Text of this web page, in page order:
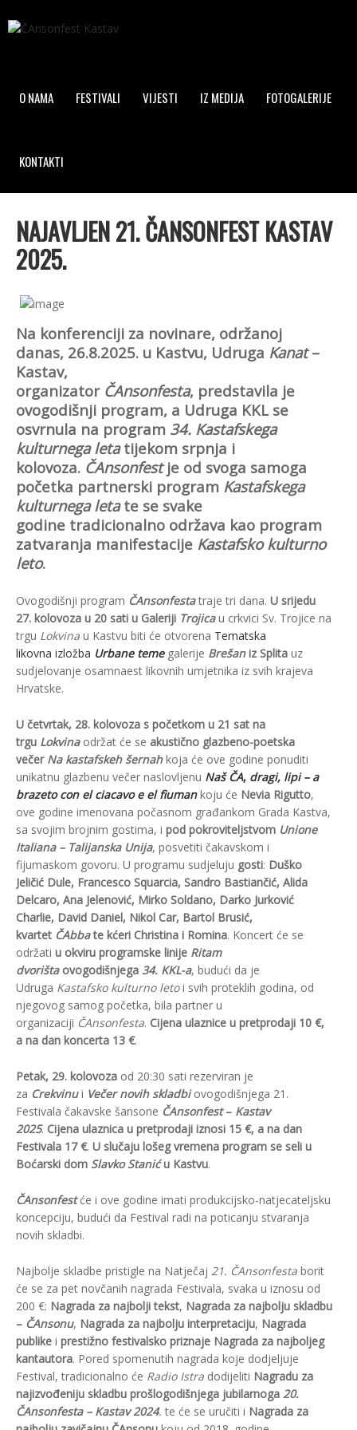
O NAMA FESTIVALI VIJESTI IZ MEDIJA FOTOGALERIJE
KONTAKTI
NAJAVLJEN 21. ČANSONFEST KASTAV
2025.
Na konferenciji za novinare, održanoj
danas, 26.8.2025. u Kastvu, Udruga Kanat–
Kastav,
organizator ČAnsonfesta, predstavila je
ovogodišnji program, a Udruga KKL se
osvrnula na program 34. Kastafskega
kulturnega letatijekom srpnja i
kolovoza. ČAnsonfestje od svoga samoga
početka partnerski program Kastafskega
kulturnega letate se svake
godine tradicionalno održava kao program
zatvaranja manifestacije Kastafsko kulturno
leto.
Ovogodišnji program ČAnsonfestatraje tri dana. U srijedu
27. kolovoza u 20 sati u Galeriji Trojicau crkvici Sv. Trojice na
trgu Lokvina u Kastvu biti će otvorena Tematska
likovna izložba Urbane temegalerije Brešaniz Splita uz
sudjelovanje osamnaest likovnih umjetnika iz svih krajeva
Hrvatske.
U četvrtak, 28. kolovoza s početkom u 21 sat na
trgu Lokvinaodržat će se akustično glazbeno-poetska
večer Na kastafskeh šernah koja će ove godine ponuditi
unikatnu glazbenu večer naslovljenu Naš ČA, dragi, lipi – a
brazeto con el ciacavo e el fiumankoju će Nevia Rigutto,
ove godine imenovana počasnom građankom Grada Kastva,
sa svojim brojnim gostima, i pod pokroviteljstvom Unione
Italiana – Talijanska Unija, posvetiti čakavskom i
fijumaskom govoru. U programu sudjeluju gosti: Duško
Jeličić Dule, Francesco Squarcia, Sandro Bastiančić, Alida
Delcaro, Ana Jelenović, Mirko Soldano, Darko Jurković
Charlie, David Daniel, Nikol Car, Bartol Brusić,
kvartet ČAbbate kćeri Christina i Romina. Koncert će se
održati u okviru programske linije Ritam
dvorištaovogodišnjega 34. KKL-a, budući da je
Udruga Kastafsko kulturno letoi svih proteklih godina, od
njegovog samog početka, bila partner u
organizaciji ČAnsonfesta. Cijena ulaznice u pretprodaji 10 €,
a na dan koncerta 13 €.
Petak, 29. kolovoza od 20:30 sati rezerviran je
za Crekvinui Večer novih skladbiovogodišnjega 21.
Festivala čakavske šansone ČAnsonfest– Kastav
2025. Cijena ulaznica u pretprodaji iznosi 15 €, a na dan
Festivala 17 €. U slučaju lošeg vremena program se seli u
Boćarski dom Slavko Staniću Kastvu.
ČAnsonfest će i ove godine imati produkcijsko-natjecateljsku
koncepciju, budući da Festival radi na poticanju stvaranja
novih skladbi.
Najbolje skladbe pristigle na Natječaj 21. ČAnsonfesta borit
će se za pet novčanih nagrada Festivala, svaka u iznosu od
200 €: Nagrada za najbolji tekst, Nagrada za najbolju skladbu
– ČAnsonu, Nagrada za najbolju interpretaciju, Nagrada
publike i prestižno festivalsko priznaje Nagrada za najboljeg
kantautora. Pored spomenutih nagrada koje dodjeljuje
Festival, tradicionalno će Radio Istra dodijeliti Nagradu za
najizvođeniju skladbu prošlogodišnjega jubilarnoga 20.
ČAnsonfesta – Kastav 2024. te će se uručiti i Nagrada za